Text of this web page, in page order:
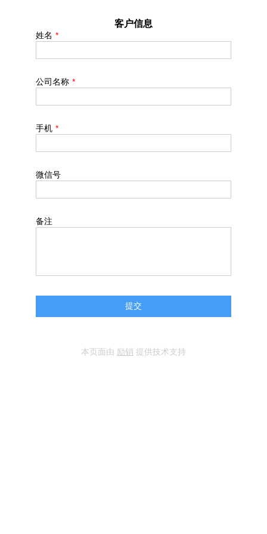
客户信息
姓名 *
公司名称 *
手机 *
微信号
备注
提交
本页面由 励销 提供技术支持